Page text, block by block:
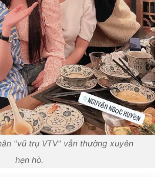
"vũ trụ VTV" vẫn thường xuyên
hẹn hò.